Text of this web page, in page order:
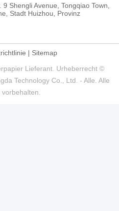
Shengli Avenue, Tongqiao Town,
Stadt Huizhou, Provinz
| Sitemap
Lieferant. Urheberrecht ©
Technology Co., Ltd. - Alle. Alle